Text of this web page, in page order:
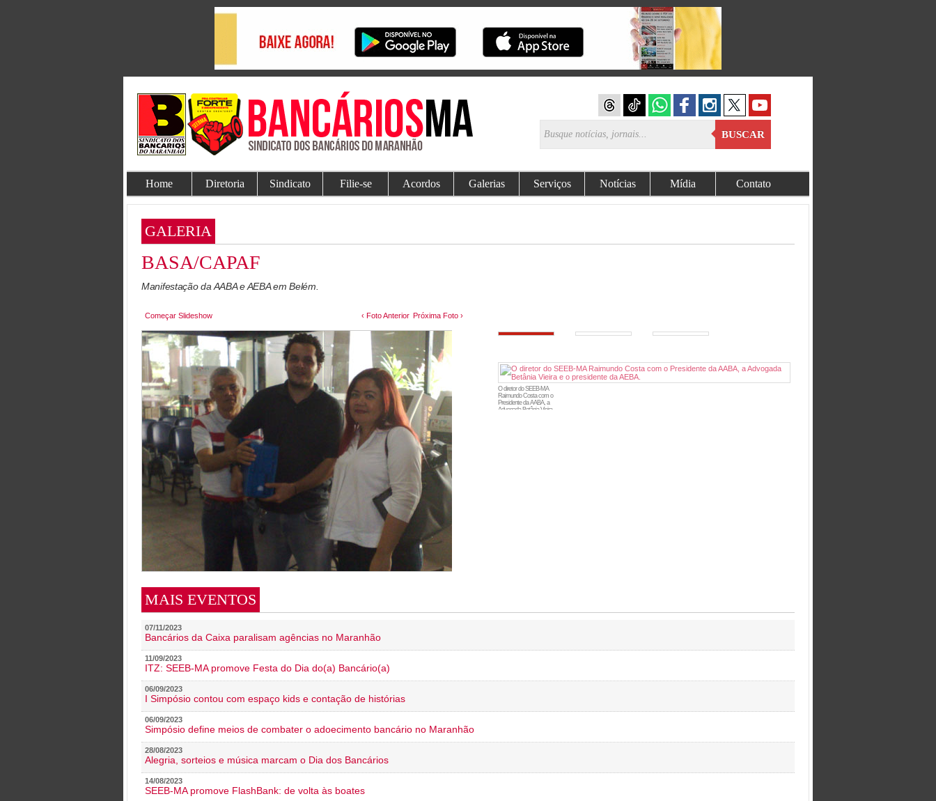
BUSCAR
Home Diretoria Sindicato Filie-se Acordos Galerias Serviços Notícias Mídia Contato
GALERIA
BASA/CAPAF
Manifestação da AABA e AEBA em Belém.
Começar Slideshow ‹ Foto Anterior Próxima Foto ›
O diretor do SEEB-MA
Raimundo Costa com o
Presidente da AABA, a
Advogada Betânia Vieira
MAIS EVENTOS
07/11/2023
Bancários da Caixa paralisam agências no Maranhão
11/09/2023
ITZ: SEEB-MA promove Festa do Dia do(a) Bancário(a)
06/09/2023
I Simpósio contou com espaço kids e contação de histórias
06/09/2023
Simpósio define meios de combater o adoecimento bancário no Maranhão
28/08/2023
Alegria, sorteios e música marcam o Dia dos Bancários
14/08/2023
SEEB-MA promove FlashBank: de volta às boates